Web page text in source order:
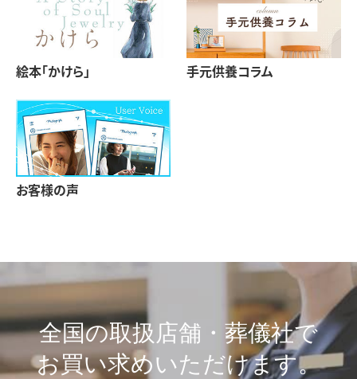
絵本「かけら」 手元供養コラム
お客様の声
全国の取扱店舗・葬儀社で
お買い求めいただけます。